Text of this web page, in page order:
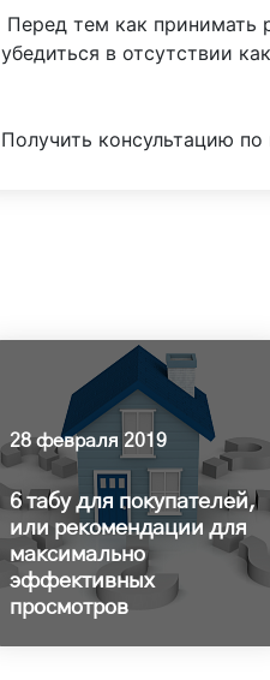
Перед тем как принимать
убедиться в отсутствии
Получить консультацию
28 февраля 2019
6 табу для покупателей,
или рекомендации для
максимально
эффективных
просмотров